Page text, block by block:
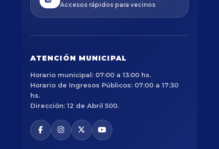
Accesos rápidos para vecinos
ATENCIÓN MUNICIPAL
Horario municipal: 07:00 a 13:00 hs.
Horario de Ingresos Públicos: 07:00 a 17:30
hs.
Dirección: 12 de Abril 500.